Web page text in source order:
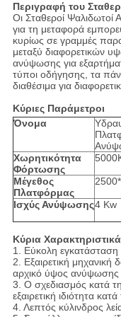
Περιγραφή του
Οι Σταθεροί Ψαλιδωτοί
για τη μεταφορά
κυρίως σε γραμμές
μεταξύ διαφορετικών
ανύψωσης για
τύποι οδήγησης, τα
διαθέσιμα για
Κύριες Παράμετροι
Όνομα
Χωρητικότητα
Φόρτωσης
Μέγεθος
Πλατφόρμας
Ισχύς Ανύψωσης4 Kw
Κύρια
1. Εύκολη εγκατάσταση
2. Εξαιρετική μηχανική
αρχικό ύψος ανύψωσης
3. Ο σχεδιασμός κατά
εξαιρετική ιδιότητα
4. Λεπτός κύλινδρος